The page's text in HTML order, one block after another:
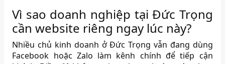
Vì sao doanh nghiệp tại Đức Trọng
cần website riêng ngay lúc này?
Nhiều chủ kinh doanh ở Đức Trọng vẫn đang dùng
Facebook hoặc Zalo làm kênh chính để tiếp cận